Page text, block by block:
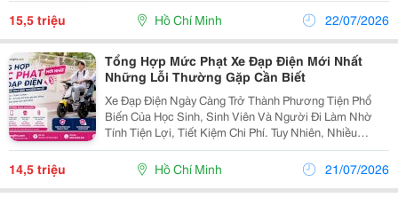
Lượng Sẽ Giúp Di Chuyển Mạnh Mẽ, Tiết Kiệm Điện Và
Có Tuổi Thọ...
15,5 triệu Hồ Chí Minh 22/07/2026
Tổng Hợp Mức Phạt Xe Đạp Điện Mới Nhất
Những Lỗi Thường Gặp Cần Biết
Xe Đạp Điện Ngày Càng Trở Thành Phương Tiện Phổ
Biến Của Học Sinh, Sinh Viên Và Người Đi Làm Nhờ
Tính Tiện Lợi, Tiết Kiệm Chi Phí. Tuy Nhiên, Nhiều
Người Vẫn Nghĩ Rằng Xe Đạp Điện Sẽ Không Bị Xử
Phạt Khi Vi Phạm Giao Thông. Thực Tế, Người Điều
Khiển...
14,5 triệu Hồ Chí Minh 21/07/2026